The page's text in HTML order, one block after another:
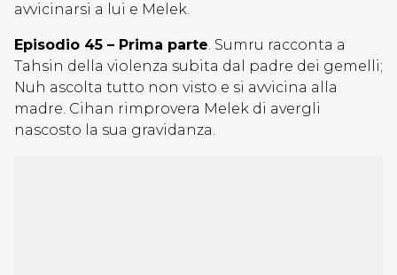
avvicinarsi a lui e Melek.
Episodio 45 – Prima parte. Sumru racconta a
Tahsin della violenza subita dal padre dei gemelli;
Nuh ascolta tutto non visto e si avvicina alla
madre. Cihan rimprovera Melek di avergli
nascosto la sua gravidanza.